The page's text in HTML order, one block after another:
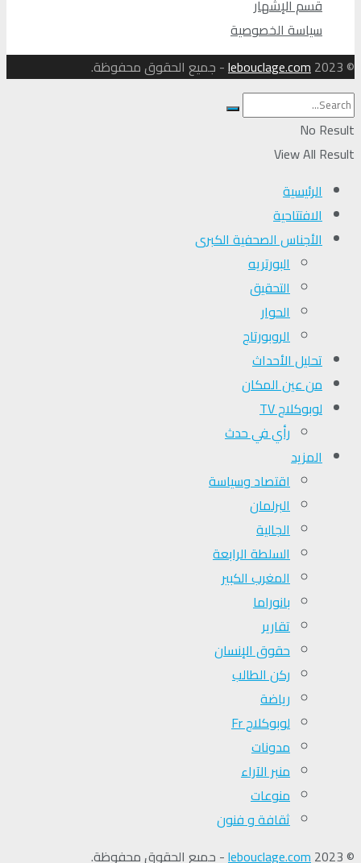
قسم الإشهار
سياسة الخصوصية
© 2023
lebouclage.com- جميع الحقوق محفوظة.
No Result
View All Result
الرئيسية
الافتتاحية
الأجناس الصحفية الكبرى
البورتريه
التحقیق
الحوار
الروبورتاج
تحلیل الأحداث
من عين المكان
لوبوكلاج TV
رأي في حدث
المزيد
اقتصاد وسياسة
البرلمان
الجالية
السلطة الرابعة
المغرب الكبير
بانوراما
تقارير
حقوق الإنسان
ركن الطالب
رياضة
لوبوكلاج Fr
مدونات
منبر الآراء
منوعات
ثقافة و فنون
© 2023
lebouclage.com- جميع الحقوق محفوظة.